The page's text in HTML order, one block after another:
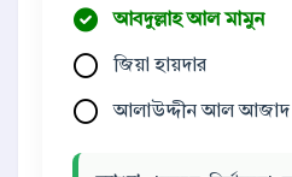
আবদুল্লাহ আল মামুন
জিয়া হায়দার
আলাউদ্দীন আল আজাদ